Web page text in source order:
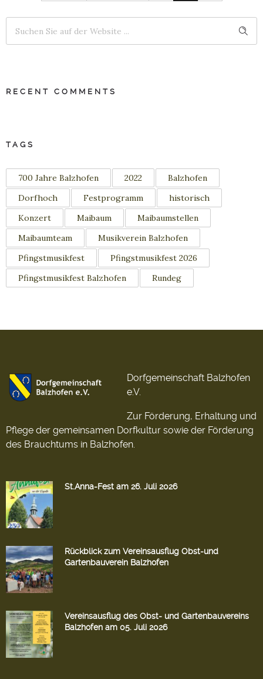
RECENT COMMENTS
TAGS
700 Jahre Balzhofen 2022
Balzhofen
Dorfhoch
Festprogramm
historisch
Konzert
Maibaum
Maibaumstellen
Maibaumteam
Musikverein Balzhofen
Pfingstmusikfest
Pfingstmusikfest 2026
Pfingstmusikfest Balzhofen
Rundeg
Dorfgemeinschaft Balzhofen
e.V.
Zur Förderung, Erhaltung und
Pflege der gemeinsamen Dorfkultur sowie der Förderung
des Brauchtums in Balzhofen.
St.Anna-Fest am 26. Juli 2026
Rückblick zum Vereinsausflug Obst-und
Gartenbauverein Balzhofen
Vereinsausflug des Obst- und Gartenbauvereins
Balzhofen am 05. Juli 2026